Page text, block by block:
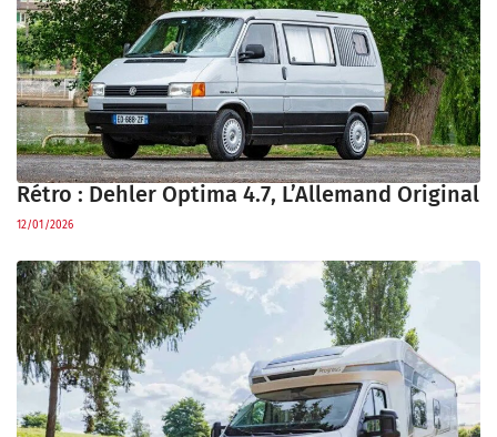
Rétro : Dehler Optima 4.7, L’Allemand Original
12/01/2026